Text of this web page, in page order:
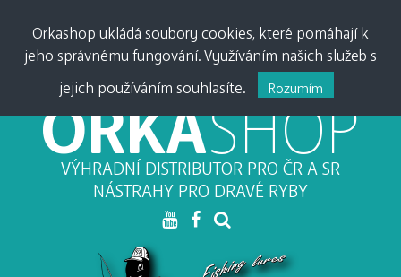
MĚNA:CZK •EUR
ORKASHOP
VÝHRADNÍ DISTRIBUTOR PRO ČR A SR
NÁSTRAHY PRO DRAVÉ RYBY
Orkashop ukládá soubory cookies, které pomáhají k
jeho správnému fungování. Využíváním našich služeb s
jejich používáním souhlasíte. Rozumím